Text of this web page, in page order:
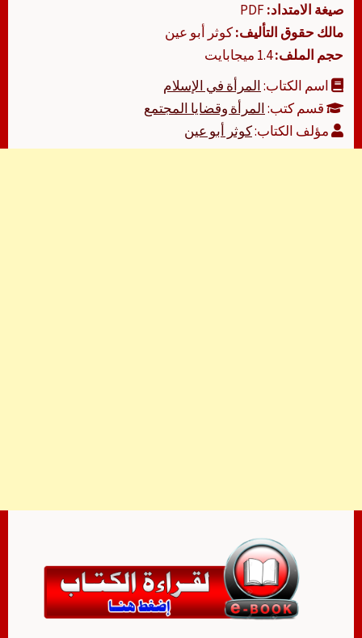
صيغة الامتداد:
مالك حقوق التأليف:كوثر أبو عين
حجم الملف:1.4 ميجابايت
اسم الكتاب:المرأة في الإسلام
قسم كتب:المرأة وقضايا المجتمع
مؤلف الكتاب:كوثر أبو عين